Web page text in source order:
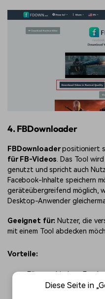
4. FBDownloader
FBDownloaderpositioniert
für FB-Videos. Das Tool
genutzt und spricht auch
Facebook-Inhalte speichern
geräteübergreifend möglich,
Desktop-Anwender
Geeignet für: Nutzer, die
mit einem Tool abdecken
Vorteile:
Für verschiedene
Geräteübergreifend
Diese Seite in